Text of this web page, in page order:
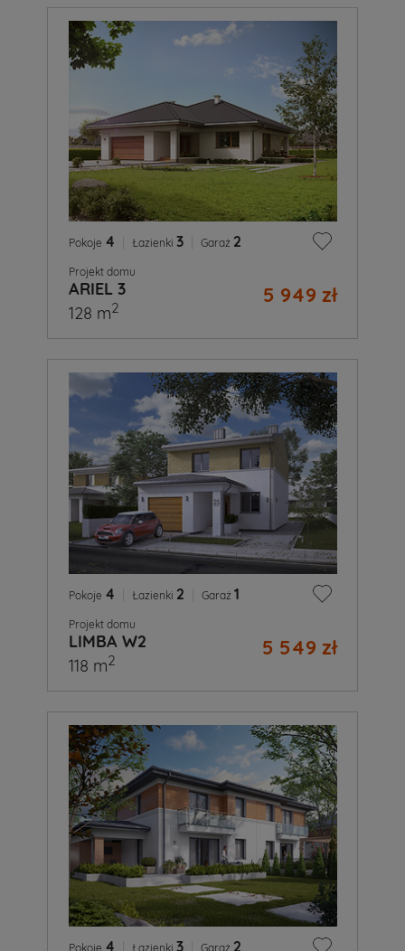
Pokoje 4 Łazienki 3 Garaż 2
Projekt domu
ARIEL 3 5 949 zł
128 m2
Pokoje 4 Łazienki 2 Garaż 1
Projekt domu
LIMBA W2 5 549 zł
118 m2
Pokoje 4 Łazienki 3 Garaż 2